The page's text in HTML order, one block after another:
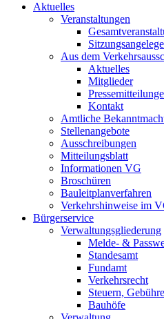
Aktuelles
Veranstaltungen
Aus dem
Aktuelles
Mitglieder
Kontakt
Amtliche
Stellenangebote
Ausschreibungen
Mitteilungsblatt
Informationen VG
Broschüren
Bauleitplanverfahren
Verkehrshinweise im
Bürgerservice
Verwaltungsgliederung
Melde- &
Standesamt
Fundamt
Verkehrsrecht
Steuern,
Bauhöfe